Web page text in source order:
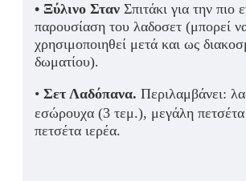
• Ξύλινο Σταν Σπιτάκι για την πιο
παρουσίαση του λαδοσετ (μπορεί
χρησιμοποιηθεί μετά και ως
δωματίου).
• Σετ Λαδόπανα. Περιλαμβάνει:
εσώρουχα (3 τεμ.), μεγάλη πετσέτα
πετσέτα ιερέα.